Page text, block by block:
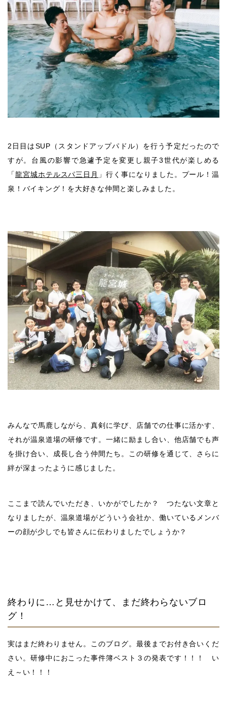
2日目はSUP（スタンドアップパドル）を行う予定だったので
すが。台風の影響で急遽予定を変更し親子3世代が楽しめる
「龍宮城ホテルスパ三日月 」行く事になりました。プール！温
泉！バイキング！を大好きな仲間と楽しみました。
みんなで馬鹿しながら、真剣に学び、店舗での仕事に活かす、
それが温泉道場の研修です。一緒に励まし合い、他店舗でも声
を掛け合い、成長し合う仲間たち。この研修を通じて、さらに
絆が深まったように感じました。
ここまで読んでいただき、いかがでしたか？ つたない文章と
なりましたが、温泉道場がどういう会社か、働いているメンバ
ーの顔が少しでも皆さんに伝わりましたでしょうか？
終わりに…と見せかけて、まだ終わらないブロ
グ！
実はまだ終わりません。このブログ。最後までお付き合いくだ
さい。研修中におこった事件簿ベスト３の発表です！！！ い
え～い！！！